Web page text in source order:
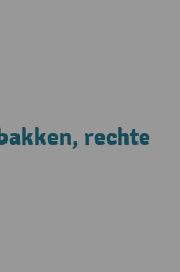
rechte